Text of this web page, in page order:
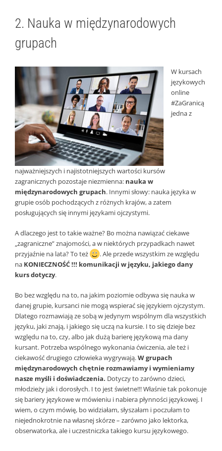
2. Nauka w międzynarodowych
grupach
W kursach
językowych
online
#ZaGranicą
jedna z
najważniejszych i najistotniejszych wartości kursów
zagranicznych pozostaje niezmienna: nauka w
międzynarodowych grupach. Innymi słowy: nauka języka w
grupie osób pochodzących z różnych krajów, a zatem
posługujących się innymi językami ojczystymi.
A dlaczego jest to takie ważne? Bo można nawiązać ciekawe
„zagraniczne” znajomości, a w niektórych przypadkach nawet
przyjaźnie na lata? To też
. Ale przede wszystkim ze względu
na KONIECZNOŚĆ !!! komunikacji w języku, jakiego dany
kurs dotyczy.
Bo bez względu na to, na jakim poziomie odbywa się nauka w
danej grupie, kursanci nie mogą wspierać się językiem ojczystym.
Dlatego rozmawiają ze sobą w jedynym wspólnym dla wszystkich
języku, jaki znają, i jakiego się uczą na kursie. I to się dzieje bez
względu na to, czy, albo jak dużą barierę językową ma dany
kursant. Potrzeba wspólnego wykonania ćwiczenia, ale też i
ciekawość drugiego człowieka wygrywają.W grupach
międzynarodowych chętnie rozmawiamy i wymieniamy
nasze myśli i doświadczenia. Dotyczy to zarówno dzieci,
młodzieży jak i dorosłych. I to jest świetne!!! Właśnie tak pokonuje
się bariery językowe w mówieniu i nabiera płynności językowej. I
wiem, o czym mówię, bo widziałam, słyszałam i poczułam to
niejednokrotnie na własnej skórze – zarówno jako lektorka,
obserwatorka, ale i uczestniczka takiego kursu językowego.